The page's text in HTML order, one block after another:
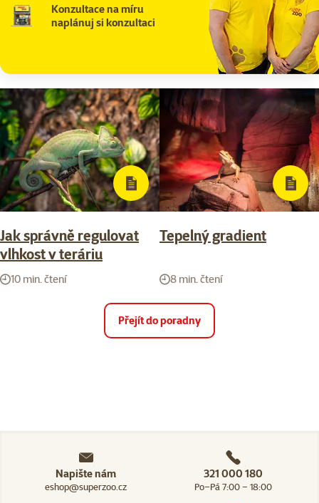
Konzultace na míru
naplánuj si konzultaci
Jak správně regulovat
vlhkost v teráriu
10 min. čtení
Tepelný gradient
8 min. čtení
Přejít do poradny
Napište nám
eshop@superzoo.cz
321 000 180
Po–Pá 7:00 – 18:00